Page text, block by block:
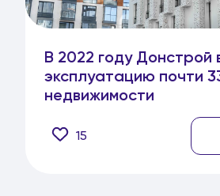
В 2022 году Донстрой
эксплуатацию почти
недвижимости
15